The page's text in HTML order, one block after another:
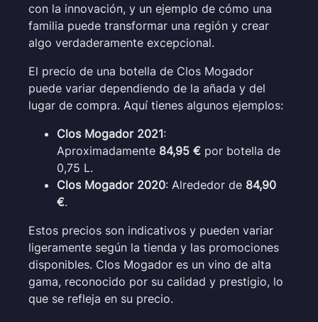
con la innovación, y un ejemplo de cómo una
familia puede transformar una región y crear
algo verdaderamente excepcional.
El precio de una botella de Clos Mogador
puede variar dependiendo de la añada y del
lugar de compra. Aquí tienes algunos ejemplos:
Clos Mogador 2021:
Aproximadamente 84,95 € por botella de
0,75 L.
Clos Mogador 2020: Alrededor de 84,90
€.
Estos precios son indicativos y pueden variar
ligeramente según la tienda y las promociones
disponibles. Clos Mogador es un vino de alta
gama, reconocido por su calidad y prestigio, lo
que se refleja en su precio.